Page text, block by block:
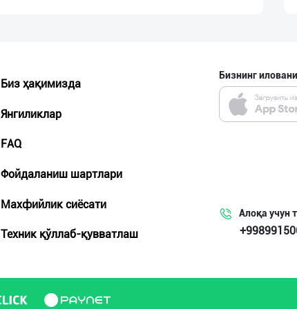
Биз ҳақимизда
Янгиликлар
FAQ
Фойдаланиш шартлари
Махфийлик сиёсати
Техник қўллаб-қувватлаш
Бизнинг
Алоқа учун